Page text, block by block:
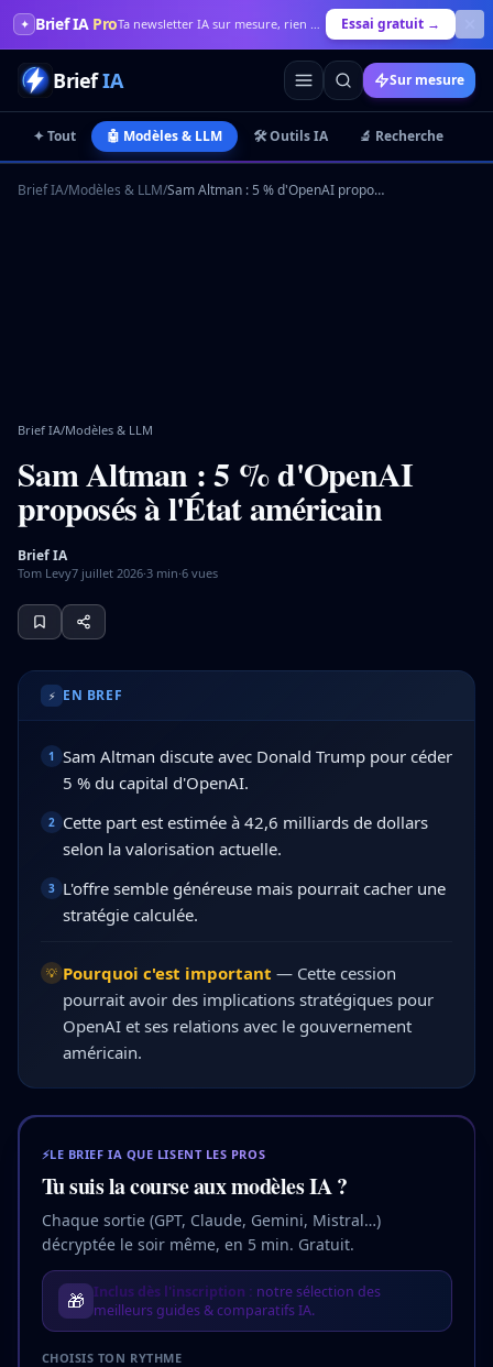
✦ Brief IA Pro Ta newsletter IA sur mesure, rien que pour toi Essai gratuit →
BriefIA Sur mesure
✦ Tout 🤖 Modèles & LLM 🛠️ Outils IA 🔬 Recherche
Brief IA/Modèles & LLM/ Sam Altman : 5 % d'OpenAI proposés à l'État américain
Brief IA/Modèles & LLM
Sam Altman : 5 % d'OpenAI
proposés à l'État américain
Brief IA
Tom Levy7 juillet 2026·3 min·6 vues
⚡ EN BREF
1
Sam Altman discute avec Donald Trump pour céder
5 % du capital d'OpenAI.
2
Cette part est estimée à 42,6 milliards de dollars
selon la valorisation actuelle.
3 L'offre semble généreuse mais pourrait cacher une
stratégie calculée.
💡 Pourquoi c'est important — Cette cession
pourrait avoir des implications stratégiques pour
OpenAI et ses relations avec le gouvernement
américain.
⚡LE BRIEF IA QUE LISENT LES PROS
Tu suis la course aux modèles IA ?
Chaque sortie (GPT, Claude, Gemini, Mistral…)
décryptée le soir même, en 5 min. Gratuit.
🎁 Inclus dès l'inscription : notre sélection des
meilleurs guides & comparatifs IA.
CHOISIS TON RYTHME